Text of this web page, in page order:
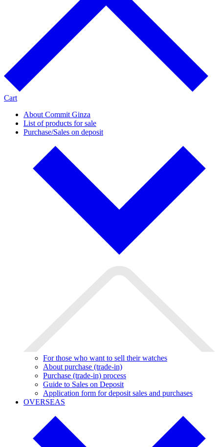
Cart
About Commit Ginza
List of products for sale
Purchase/Sales on deposit
For those who want to sell their watches
About purchase (trade-in)
Purchase (trade-in) process
Guide to Sales on Deposit
Application form for deposit sales and purchases
OVERSEAS